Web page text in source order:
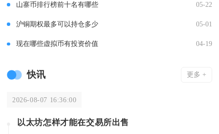
山寨币排行榜前十名有哪些 05-22
沪铜期权最多可以持仓多少 05-01
现在哪些虚拟币有投资价值 04-19
快讯 更多 +
2026-08-07 16:36:00
以太坊怎样才能在交易所出售